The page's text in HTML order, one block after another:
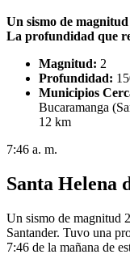
Un sismo de
La profundidad que
Magnitud: 2
Profundidad:
Municipios
Bucaramanga
12 km
7:46 a. m.
Santa Helena
Un sismo de magnitud
Santander. Tuvo una
7:46 de la mañana de